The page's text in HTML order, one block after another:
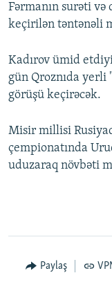
Fərmanın surəti və
keçirilən təntənəli
Kadırov ümid
gün Qroznıda
görüşü keçirəcək.
Misir millisi
çempionatında
uduzaraq növbəti
Paylaş